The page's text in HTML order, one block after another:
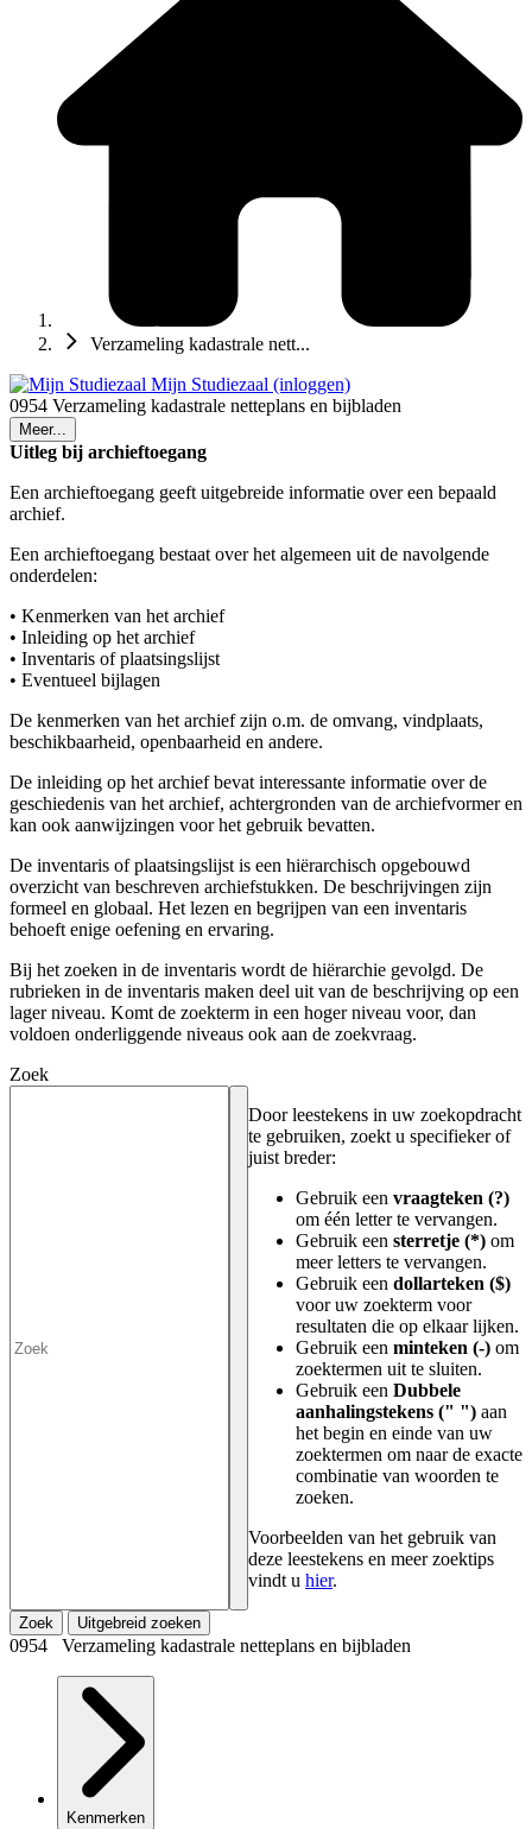
Verzameling kadastrale nett...
Mijn Studiezaal (inloggen)
0954 Verzameling kadastrale netteplans en bijbladen
Meer...
Uitleg bij archieftoegang
Een archieftoegang geeft uitgebreide informatie over een bepaald
archief.
Een archieftoegang bestaat over het algemeen uit de navolgende
onderdelen:
• Kenmerken van het archief
• Inleiding op het archief
• Inventaris of plaatsingslijst
• Eventueel bijlagen
De kenmerken van het archief zijn o.m. de omvang, vindplaats,
beschikbaarheid, openbaarheid en andere.
De inleiding op het archief bevat interessante informatie over de
geschiedenis van het archief, achtergronden van de archiefvormer en
kan ook aanwijzingen voor het gebruik bevatten.
De inventaris of plaatsingslijst is een hiërarchisch opgebouwd
overzicht van beschreven archiefstukken. De beschrijvingen zijn
formeel en globaal. Het lezen en begrijpen van een inventaris
behoeft enige oefening en ervaring.
Bij het zoeken in de inventaris wordt de hiërarchie gevolgd. De
rubrieken in de inventaris maken deel uit van de beschrijving op een
lager niveau. Komt de zoekterm in een hoger niveau voor, dan
voldoen onderliggende niveaus ook aan de zoekvraag.
Zoek
Door leestekens in uw zoekopdracht
te gebruiken, zoekt u specifieker of
juist breder:
Gebruik een vraagteken (?)
om één letter te vervangen.
Gebruik een sterretje (*) om
meer letters te vervangen.
Gebruik een dollarteken ($)
voor uw zoekterm voor
resultaten die op elkaar lijken.
Gebruik een minteken (-) om
zoektermen uit te sluiten.
Gebruik een Dubbele
aanhalingstekens (" ") aan
het begin en einde van uw
zoektermen om naar de exacte
combinatie van woorden te
zoeken.
Voorbeelden van het gebruik van
deze leestekens en meer zoektips
vindt u hier.
Zoek Uitgebreid zoeken
0954 Verzameling kadastrale netteplans en bijbladen
Kenmerken